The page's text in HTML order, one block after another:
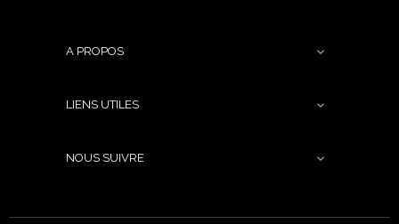
A PROPOS 
LIENS UTILES 
NOUS SUIVRE 